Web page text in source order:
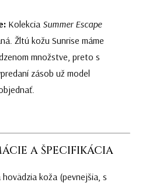
Kolekcia Summer Escape
Žltú kožu Sunrise máme
množstve, preto s
zásob už model
A ŠPECIFIKÁCIA
koža (pevnejšia, s